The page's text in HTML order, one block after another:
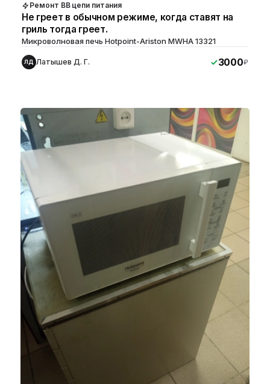
Ремонт ВВ цепи питания
Не греет в обычном режиме, когда ставят на
гриль тогда греет.
Микроволновая печь Hotpoint-Ariston MWHA 13321
ЛД Латышев Д. Г. 3000₽